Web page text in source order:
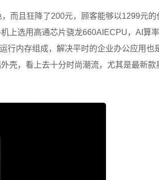
而且狂降了200元，顾客能够以1299元的
上选用高通芯片骁龙660AIECPU，AI 算率
行内存组成，解决平时的企业办公应用也
壳，看上去十分时尚潮流，尤其是最新款